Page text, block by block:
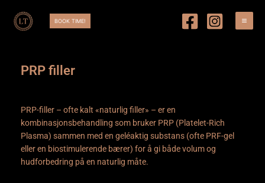
BOOK TIME!
PRP filler
PRP-filler – ofte kalt «naturlig filler» – er en
kombinasjonsbehandling som bruker PRP (Platelet-Rich
Plasma) sammen med en geléaktig substans (ofte PRF-gel
eller en biostimulerende bærer) for å gi både volum og
hudforbedring på en naturlig måte.